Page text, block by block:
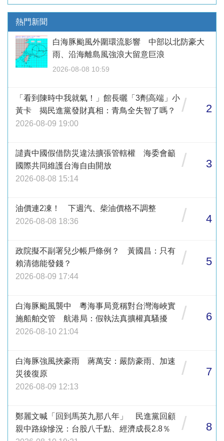
熱門新聞
白海豚颱風外圍環流影響 中部以北防豪大
雨、沿海離島風強浪大留意巨浪
2026-08-08 10:59
「看到陳時中我就氣！」館長曬「3劑高端」小
黃卡 揭民進黨發財真相：青鳥全失智了嗎？
2026-08-09 19:00
/ 2
譴責中國假借防災違法擴張管轄權 海委會籲
國際共同維護台海自由開放
2026-08-08 15:14
/ 3
油價連2凍！ 下週汽、柴油價格不調整
2026-08-08 18:36
/ 4
政院擬不副署兒少帳戶條例？ 黃國昌：只有
賴清德能發錢？
2026-08-09 17:44
/ 5
白海豚颱風襲中 粵海事局竟稱對台灣海峽實
施船舶交管 航港局：假執法真擴權真騷擾
2026-08-10 21:04
/ 6
白海豚強風挾豪雨 蔣萬安：嚴防豪雨、加速
災後復原
2026-08-09 12:13
/ 7
鄭麗文喊「回到馬英九那八年」 民進黨回顧
親中路線慘況：台股八千點、經濟成長2.8％
/ 8